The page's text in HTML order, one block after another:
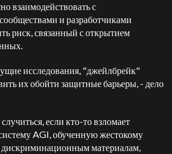
взаимодействовать с
и разработчиками
риск, связанный с открытием
исследования, "джейлбрейк"
их обойти защитные барьеры, - дело
если кто-то взломает
AGI, обученную жестокому
материалам,